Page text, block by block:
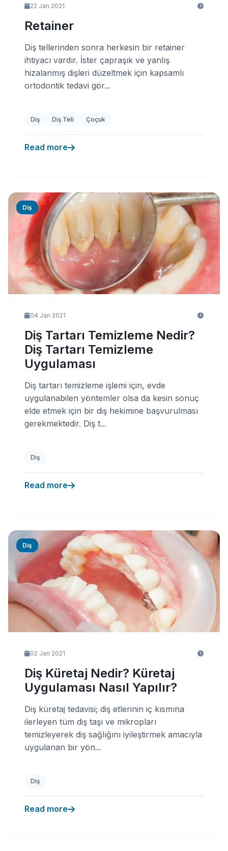
22 Jan 2021
Retainer
Diş tellerinden sonra herkesin bir retainer
ihtiyacı vardır. İster çapraşık ve yanlış
hizalanmış dişleri düzeltmek için kapsamlı
ortodontik tedavi gör...
Diş Diş Teli Çoçuk
Read more
Diş
04 Jan 2021
Diş Tartarı Temizleme Nedir?
Diş Tartarı Temizleme
Uygulaması
Diş tartarı temizleme işlemi için, evde
uygulanabilen yöntemler olsa da kesin sonuç
elde etmek için bir diş hekimine başvurulması
gerekmektedir. Diş t...
Diş
Read more
Diş
02 Jan 2021
Diş Küretaj Nedir? Küretaj
Uygulaması Nasıl Yapılır?
Diş küretaj tedavisi; diş etlerinin iç kısmına
ilerleyen tüm diş taşı ve mikropları
temizleyerek diş sağlığını iyileştirmek amacıyla
uygulanan bir yön...
Diş
Read more